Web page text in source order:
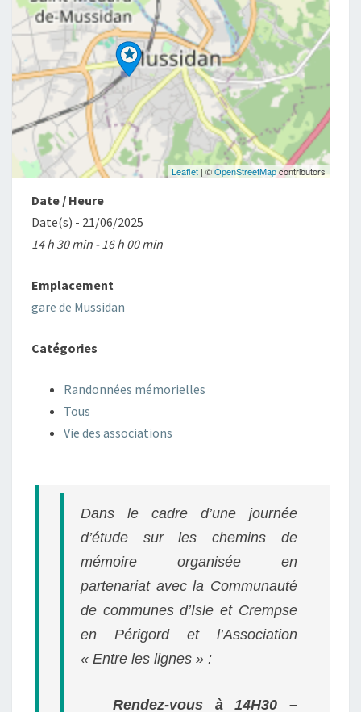
Leaflet | ©OpenStreetMapcontributors
Date / Heure
Date(s) - 21/06/2025
14 h 30 min - 16 h 00 min
Emplacement
gare de Mussidan
Catégories
Randonnées mémorielles
Tous
Vie des associations
Dans le cadre d’une journée
d’étude sur les chemins de
mémoire organisée en
partenariat avec la Communauté
de communes d’Isle et Crempse
en Périgord et l’Association
« Entre les lignes » :
Rendez-vous à 14H30 –